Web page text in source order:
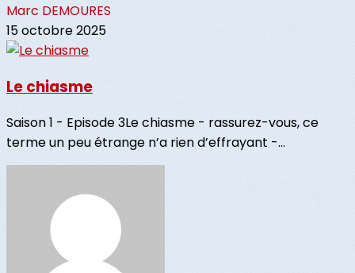
Marc DEMOURES
15 octobre 2025
Le chiasme
Saison 1 - Episode 3Le chiasme - rassurez-vous, ce
terme un peu étrange n’a rien d’effrayant -...